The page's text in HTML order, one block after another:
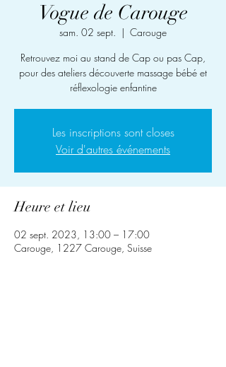
Vogue de Carouge
sam. 02 sept.
  |
Carouge
Retrouvez moi au stand de Cap ou pas Cap,
pour des ateliers découverte massage bébé et
réflexologie enfantine
Les inscriptions sont closes
Voir d'autres événements
Heure et lieu
02 sept. 2023, 13:00 – 17:00
Carouge, 1227 Carouge, Suisse